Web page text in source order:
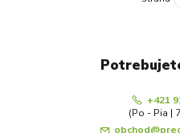
+421
(Po - Pia |